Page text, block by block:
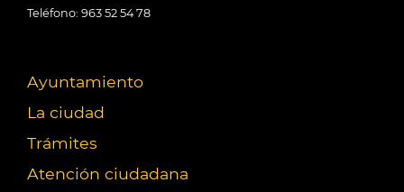
Teléfono: 963 52 54 78
Ayuntamiento
La ciudad
Trámites
Atención ciudadana